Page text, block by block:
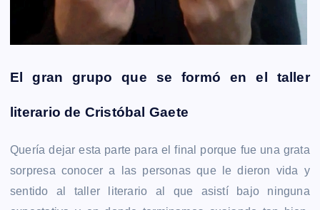
El gran grupo que se formó en el taller
literario de Cristóbal Gaete
Quería dejar esta parte para el final porque fue una grata
sorpresa conocer a las personas que le dieron vida y
sentido al taller literario al que asistí bajo ninguna